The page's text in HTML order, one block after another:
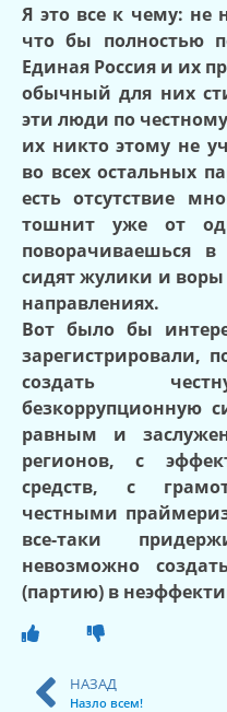
Я это все к чему: не
что бы полностью
Единая Россия и их
обычный для них
эти люди по
их никто этому не
во всех остальных
есть отсутствие
тошнит уже от
поворачиваешься
сидят жулики и воры
направлениях.
Вот было бы
зарегистрировали,
создать
безкоррупционную
равным и
регионов, с
средств, с
честными
все-таки
невозможно
(партию) в
НАЗАД
Назло всем!